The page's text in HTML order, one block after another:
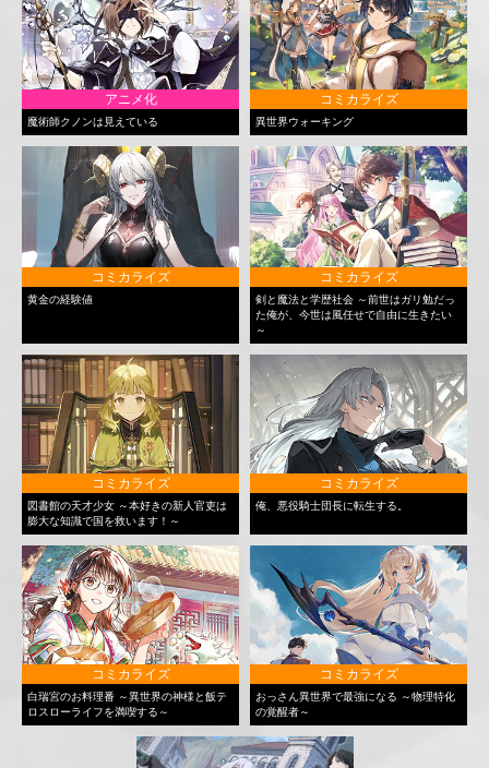
アニメ化
魔術師クノンは見えている
コミカライズ
異世界ウォーキング
コミカライズ
黄金の経験値
コミカライズ
剣と魔法と学歴社会 ～前世はガリ勉だっ
た俺が、今世は風任せで自由に生きたい
～
コミカライズ
図書館の天才少女 ～本好きの新人官吏は
膨大な知識で国を救います！～
コミカライズ
俺、悪役騎士団長に転生する。
コミカライズ
白瑞宮のお料理番 ～異世界の神様と飯テ
ロスローライフを満喫する～
コミカライズ
おっさん異世界で最強になる ～物理特化
の覚醒者～